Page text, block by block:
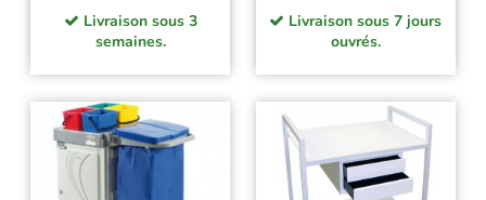
baseLivraison sous 3
semaines.
Livraison sous 7 jours
ouvrés.